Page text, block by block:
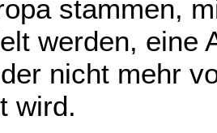
stammen,
werden, eine
nicht mehr
wird.